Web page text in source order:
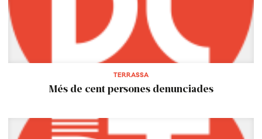
TERRASSA
Més de cent persones denunciades